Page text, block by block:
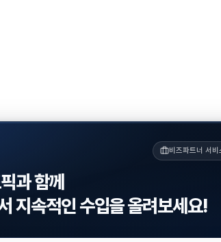
비즈파트너 서비
과 함께
지속적인 수입을 올려보세요!